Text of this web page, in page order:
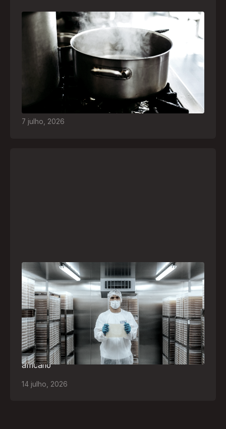
Frio leva brasileiros a improvisar para se
aquecer e aumenta risco de queimaduras
dentro de casa
O inverno chegou e, com ele, práticas perigosas
para espantar o frio voltam a ser comuns. Saiba
quais são os riscos e como agir em caso de
7 julho 2026
A paranaense Vuelo Pharma é uma das 13
empresas brasileiras selecionadas para
representar o Brasil na maior feira de
negócios de Angola
Empresa participará da FILDA 2026, em Luanda,
levando tecnologias brasileiras para tratamento de
feridas, ostomia e proteção cutânea ao mercado
africano
14 julho 2026